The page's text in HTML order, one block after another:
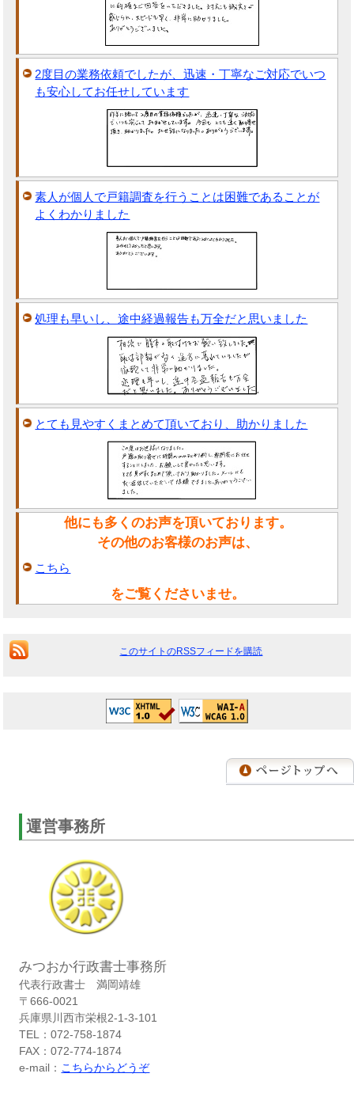
2度目の業務依頼でしたが、迅速・丁寧なご対応でいつ
も安心してお任せしています
素人が個人で戸籍調査を行うことは困難であることが
よくわかりました
処理も早いし、途中経過報告も万全だと思いました
とても見やすくまとめて頂いており、助かりました
他にも多くのお声を頂いております。
その他のお客様のお声は、
こちら
をご覧くださいませ。
このサイトのRSSフィードを購読
運営事務所
みつおか行政書士事務所
代表行政書士 満岡靖雄
〒666-0021
兵庫県川西市栄根2-1-3-101
TEL：072-758-1874
FAX：072-774-1874
e-mail： こちらからどうぞ